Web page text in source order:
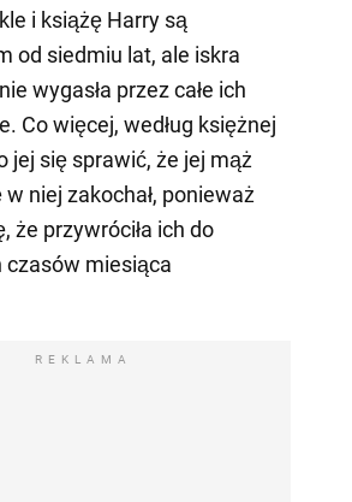
i książę Harry są
od siedmiu lat, ale iskra
wygasła przez całe ich
Co więcej, według księżnej
jej się sprawić, że jej mąż
niej zakochał, ponieważ
że przywróciła ich do
czasów miesiąca
REKLAMA